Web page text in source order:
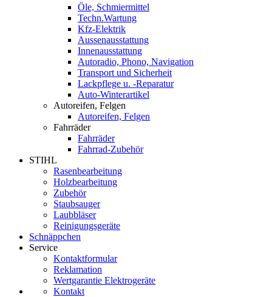
Öle, Schmiermittel
Techn.Wartung
Kfz-Elektrik
Aussenausstattung
Innenausstattung
Autoradio, Phono, Navigation
Transport und Sicherheit
Lackpflege u. -Reparatur
Auto-Winterartikel
Autoreifen, Felgen
Autoreifen, Felgen
Fahrräder
Fahrräder
Fahrrad-Zubehör
STIHL
Rasenbearbeitung
Holzbearbeitung
Zubehör
Staubsauger
Laubbläser
Reinigungsgeräte
Schnäppchen
Service
Kontaktformular
Reklamation
Wertgarantie Elektrogeräte
Kontakt